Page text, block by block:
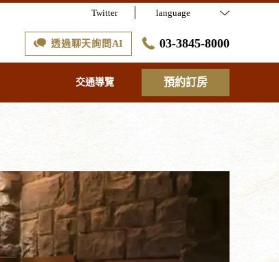
Twitter language
透過聊天詢問AI 03-3845-8000
交通導覽 預約訂房